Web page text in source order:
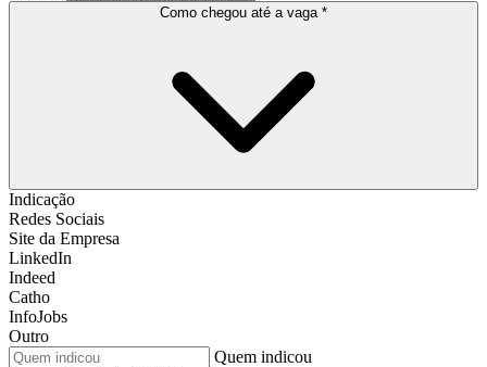
Como chegou até a vaga *
Indicação
Redes Sociais
Site da Empresa
LinkedIn
Indeed
Catho
InfoJobs
Outro
Quem indicou